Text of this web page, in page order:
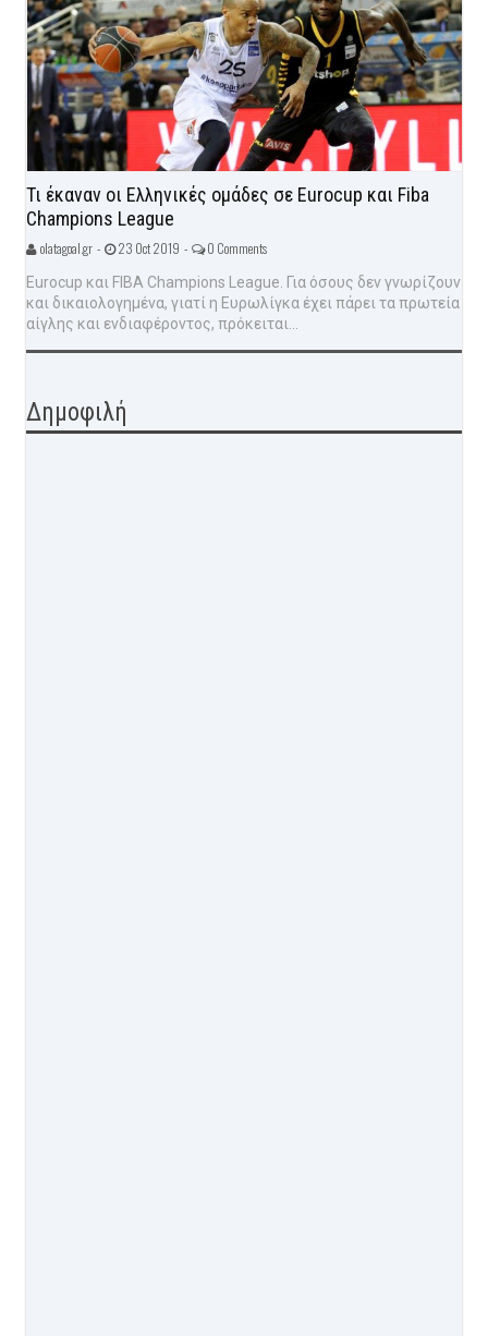
Τι έκαναν οι Ελληνικές ομάδες σε Eurocup και Fiba
Champions League
olatagoal.gr - 23 Oct 2019 - 0 Comments
Eurocup και FIBA Champions League. Για όσους δεν γνωρίζουν
και δικαιολογημένα, γιατί η Ευρωλίγκα έχει πάρει τα πρωτεία
αίγλης και ενδιαφέροντος, πρόκειται...
Δημοφιλή